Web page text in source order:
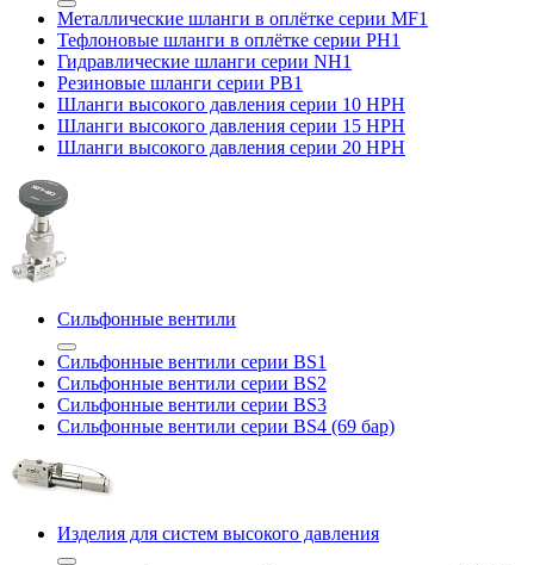
Металлические шланги в оплётке серии MF1
Тефлоновые шланги в оплётке серии PH1
Гидравлические шланги серии NH1
Резиновые шланги серии PB1
Шланги высокого давления серии 10 HPH
Шланги высокого давления серии 15 HPH
Шланги высокого давления серии 20 HPH
Сильфонные вентили
Сильфонные вентили серии BS1
Сильфонные вентили серии BS2
Сильфонные вентили серии BS3
Сильфонные вентили серии BS4 (69 бар)
Изделия для систем высокого давления